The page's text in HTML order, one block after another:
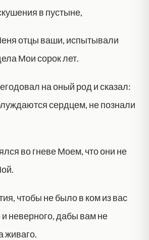
в пустыне,
отцы ваши, испытывали
Мои сорок лет.
на оный род и сказал:
сердцем, не познали
во гневе Моем, что они не
чтобы не было в ком из вас
неверного, дабы вам не
живаго.